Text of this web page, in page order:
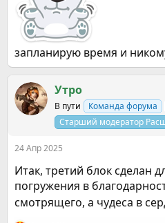
запланирую время и
Утро
В пути Команда форума
Старший модератор
24 Апр 2025
Итак, третий блок сделан
погружения в
смотрящего, а чудеса в